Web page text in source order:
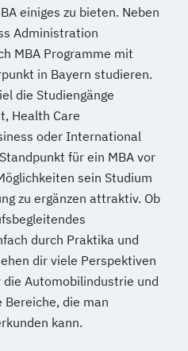
einiges zu bieten. Neben
Administration
MBA Programme mit
in Bayern studieren.
die Studiengänge
Health Care
oder International
für ein MBA vor
sein Studium
zu ergänzen attraktiv. Ob
durch Praktika und
dir viele Perspektiven
Automobilindustrie und
Bereiche, die man
kann.